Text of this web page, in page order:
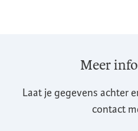
Meer
Laat je gegevens achter
contact